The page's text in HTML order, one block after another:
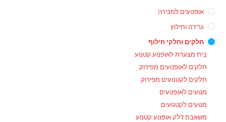
אופנועים למכירה
גרירה וחילוץ
חלקים וחלקי חילוף
בית מצערת לאופנוע קטנוע
חלקים לאופנועים מפירוק
חלקים לקטנועים מפירוק
מנועים לאופנועים
מנועים לקטנועים
משאבת דלק אופנוע קטנוע